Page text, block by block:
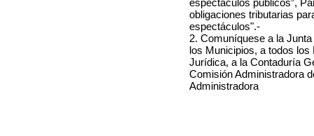
espectáculos públicos”,
obligaciones tributarias
espectáculos".-
2. Comuníquese a la
los Municipios, a todos
Jurídica, a la Contaduría
Comisión Administradora
Administradora